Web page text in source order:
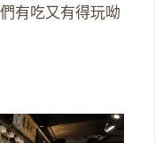
有吃又有得玩呦